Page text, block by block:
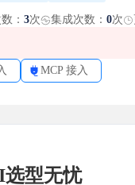
： 3次 集成次数： 0次
MCP 接入
选型无忧